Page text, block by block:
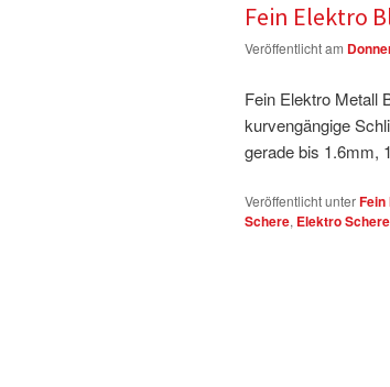
Fein Elektro
Veröffentlicht am
Fein Elektro Metall
kurvengängige
gerade bis 1.6mm,
Veröffentlicht unter
Schere, Elektro Schere